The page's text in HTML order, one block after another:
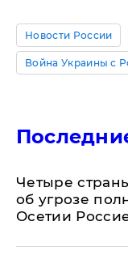
Новости России
Война Украины с
Четыре
об угрозе
Осетии